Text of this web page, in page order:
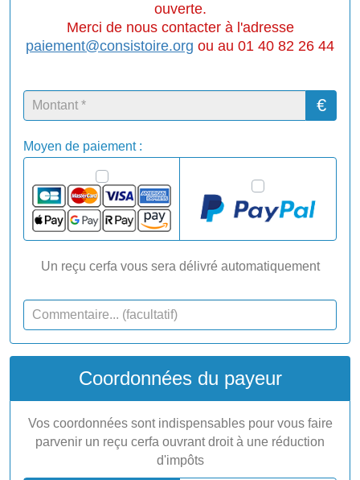
ouverte.
Merci de nous contacter à l'adresse
paiement@consistoire.org ou au 01 40 82 26 44
€
Moyen de paiement :
Un reçu cerfa vous sera délivré automatiquement
Coordonnées du payeur
Vos coordonnées sont indispensables pour vous faire
parvenir un reçu cerfa ouvrant droit à une réduction
d'impôts